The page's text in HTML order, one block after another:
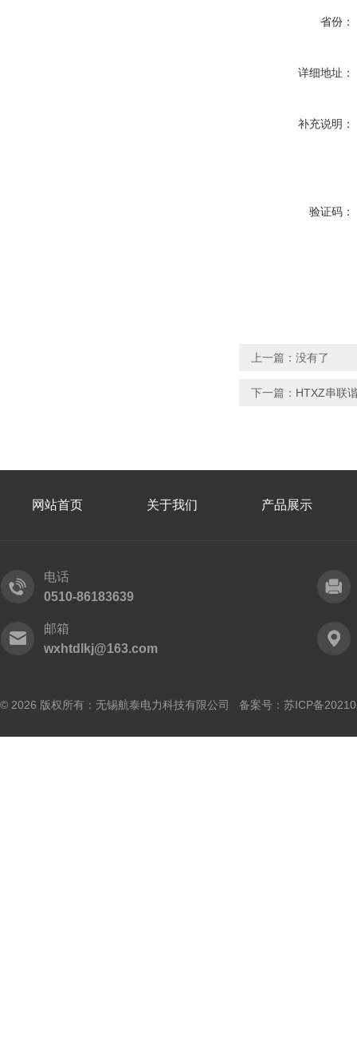
省份：
详细地址：
补充说明：
验证码：
上一篇：没有了
下一篇： HTXZ串联
网站首页 关于我们 产品展示
电话
0510-86183639
邮箱
wxhtdlkj@163.com
© 2026 版权所有：无锡航泰电力科技有限公司 备案号： 苏ICP备